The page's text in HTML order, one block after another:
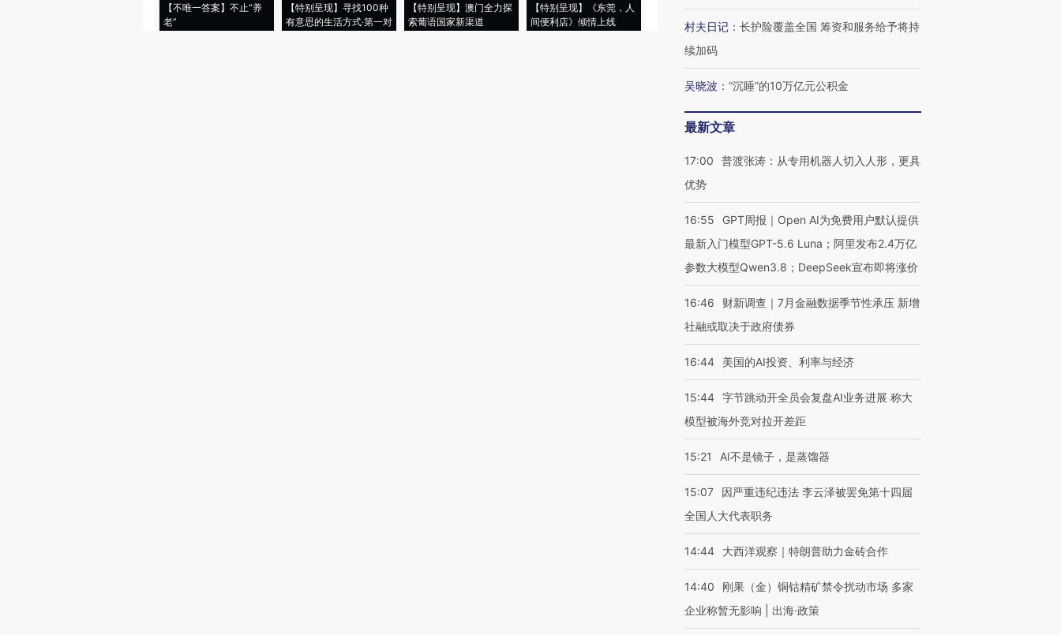
【不唯一答案】不止“养
老”
【特别呈现】寻找100种
有意思的生活方式·第一对
【特别呈现】澳门全力探
索葡语国家新渠道
【特别呈现】《东莞，人
间便利店》倾情上线
会，让数智科技“链”接产
【特别呈现】寻找100种
有意思的生活方式·第三对
CFO：不靠规模取胜，华
住三大增长引擎是什么？
村夫日记 ： 长护险覆盖全国 筹资和服务给予将持
续加码
吴晓波 ： “沉睡”的10万亿元公积金
最新文章
17:00
普渡张涛：从专用机器人切入人形，更具
优势
16:55
GPT周报｜Open AI为免费用户默认提供
最新入门模型GPT-5.6 Luna；阿里发布2.4万亿
参数大模型Qwen3.8；DeepSeek宣布即将涨价
16:46
财新调查｜7月金融数据季节性承压 新增
社融或取决于政府债券
16:44 美国的AI投资、利率与经济
15:44 字节跳动开全员会复盘AI业务进展 称大
模型被海外竞对拉开差距
15:21 AI不是镜子，是蒸馏器
15:07
因严重违纪违法 李云泽被罢免第十四届
全国人大代表职务
14:44 大西洋观察｜特朗普助力金砖合作
14:40
刚果（金）铜钴精矿禁令扰动市场 多家
企业称暂无影响 | 出海·政策